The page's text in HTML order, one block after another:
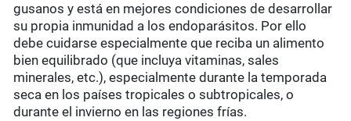
gusanos y está en mejores condiciones de desarrollar
su propia inmunidad a los endoparásitos. Por ello
debe cuidarse especialmente que reciba un alimento
bien equilibrado (que incluya vitaminas, sales
minerales, etc.), especialmente durante la temporada
seca en los países tropicales o subtropicales, o
durante el invierno en las regiones frías.